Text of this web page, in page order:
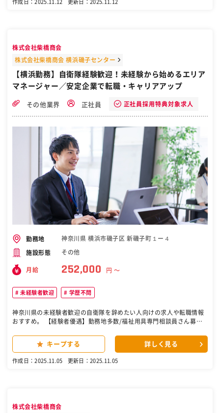
を＞ 配達スケジュールは 無理のないように組んでいます。 だからこ
の車に同乗しながら覚えていきましょう。 独り立ちの際はチームリー
ダーが きちんと見極めを行うため、 万全の状態で業務をお任せできま
採用しています。 ドライバー同士の仲が良く わからないことがあれば
リーダーやメンバーへ 気軽に相談できます！ ＼夜間の配送も心配なし
ラブルがあっても スピーディな対応ができます。 ＼幅広い年代が活躍
じて 5～10名をまとめる リーダーへ昇格のチャンスも。 主な役割
は、 法令が変わった際にメンバーに 周知をしたり メンバーからの要
望を 会社に伝えたりすることです。 ［自衛隊・転職・求人］
作成日：2025.11.12 更新日：2025.11.12
株式会社柴橋商会
株式会社柴橋商会 横浜磯子センター
【横浜勤務】自衛隊経験歓迎！未経験から始めるエリア
マネージャー／安定企業で転職・キャリアアップ
その他業界 正社員 正社員採用特典対象求人
勤務地 神奈川県 横浜市磯子区 新磯子町１ー４
施設形態 その他
月給 252,000 円 〜
未経験者歓迎 学歴不問
神奈川県の未経験者歓迎の自衛隊を辞めたい人向けの求人や転職情報
おすすめ。 【経験者優遇】勤務地多数/福祉用具専門相談員さん募集
を扱うお仕事です 福祉用具専門相談員として ケアマネージャーさんへ
の営業活動や 利用者様のご自宅への納品や提案営業等を お任せいたし
ます！ 未経験の方はもちろん 経験者の方も大歓迎◎ お客様との絆・
商品知識がブラッシュアップできます その他外部研修にも 積極的に参
キープする 詳しく見る
作成日：2025.11.05 更新日：2025.11.05
株式会社柴橋商会